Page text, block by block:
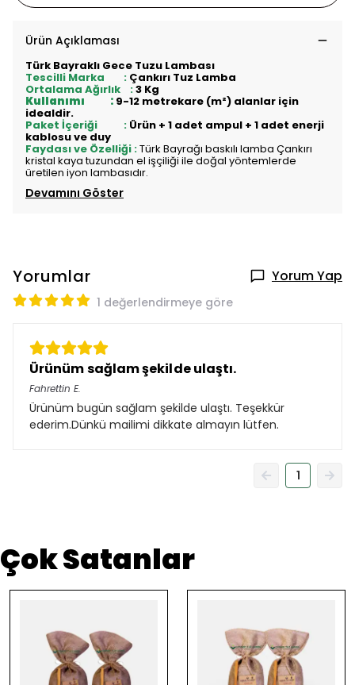
Ürün Açıklaması
Türk Bayraklı Gece Tuzu Lambası
Tescilli Marka : Çankırı Tuz Lamba
Ortalama Ağırlık :3 Kg
Kullanımı : 9-12 metrekare (m²) alanlar için
idealdir.
Paket İçeriği : Ürün + 1 adet ampul + 1 adet enerji
kablosu ve duy
Faydası ve Özelliği :Türk Bayrağı baskılı lamba Çankırı
kristal kaya tuzundan el işçiliği ile doğal yöntemlerde
üretilen iyon lambasıdır.
Devamını Göster
Yorumlar Yorum Yap
1 değerlendirmeye göre
Ürünüm sağlam şekilde ulaştı.
Fahrettin E.
Ürünüm bugün sağlam şekilde ulaştı. Teşekkür
ederim.Dünkü mailimi dikkate almayın lütfen.
1
Çok Satanlar